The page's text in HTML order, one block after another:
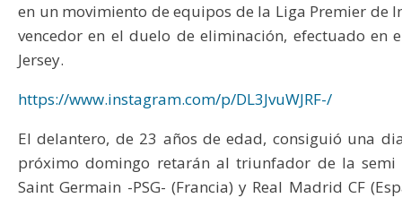
en un movimiento de equipos de la Liga Premier de
vencedor en el duelo de eliminación, efectuado en
Jersey.
https://www.instagram.com/p/DL3JvuWJRF-/
El delantero, de 23 años de edad, consiguió una
próximo domingo retarán al triunfador de la semi
Saint Germain -PSG- (Francia) y Real Madrid CF